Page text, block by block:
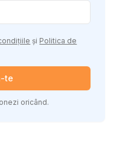
și Politica de
te
oricând.